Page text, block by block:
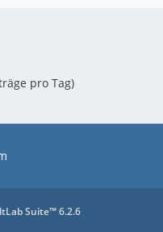
pro Tag)
Suite™ 6.2.6